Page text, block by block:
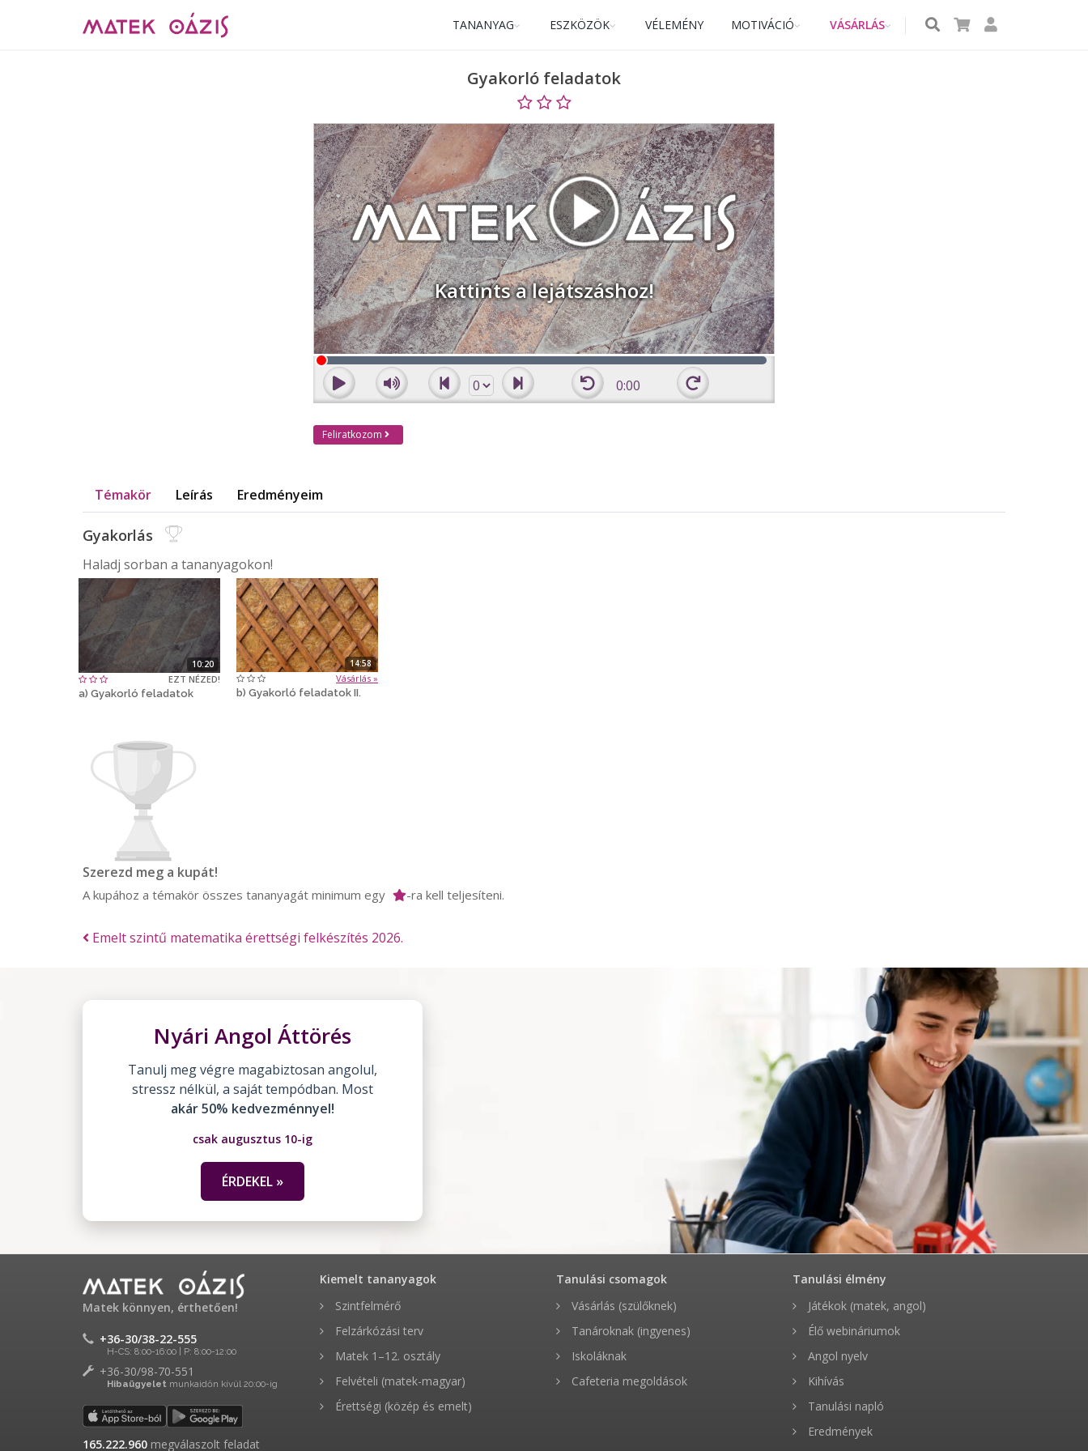
TANANYAG ESZKÖZÖK VÉLEMÉNY MOTIVÁCIÓ VÁSÁRLÁS
Gyakorló feladatok
Kattints a lejátszáshoz!
0:00
Feliratkozom
Témakör Leírás Eredményeim
Gyakorlás
Haladj sorban a tananyagokon!
10:20
EZT NÉZED!
a) Gyakorló feladatok
14:58
Vásárlás »
b) Gyakorló feladatok II.
Szerezd meg a kupát!
A kupához a témakör összes tananyagát minimum egy -ra kell teljesíteni.
Emelt szintű matematika érettségi felkészítés 2026.
Nyári Angol Áttörés
Tanulj meg végre magabiztosan angolul,
stressz nélkül, a saját tempódban. Most
akár 50% kedvezménnyel!
csak augusztus 10-ig
ÉRDEKEL »
Matek könnyen, érthetően!
+36-30/38-22-555
H-CS: 8:00-16:00 | P: 8:00-12:00
+36-30/98-70-551
Hibaügyelet munkaidőn kívül 20:00-ig
165.222.960 megválaszolt feladat
Kiemelt tananyagok
Szintfelmérő
Felzárkózási terv
Matek 1–12. osztály
Felvételi (matek-magyar)
Érettségi (közép és emelt)
Tanulási csomagok
Vásárlás (szülőknek)
Tanároknak (ingyenes)
Iskoláknak
Cafeteria megoldások
Tanulási élmény
Játékok (matek, angol)
Élő webináriumok
Angol nyelv
Kihívás
Tanulási napló
Eredmények